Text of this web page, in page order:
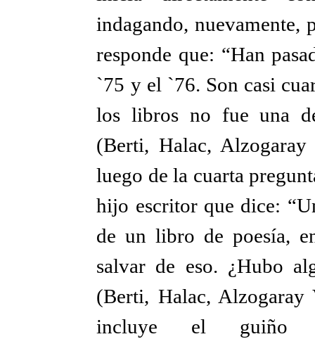
indagando,
responde que: “Han
`75 y el `76. Son casi
los libros no fue una
(Berti, Halac,
luego de la cuarta
hijo escritor que dice:
de un libro de poesía,
salvar de eso. ¿Hubo
(Berti, Halac, Alzogaray
incluye el guiño